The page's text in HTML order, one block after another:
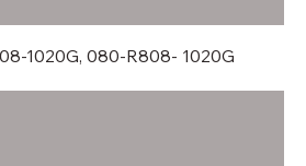
1020G, 080-R808- 1020G